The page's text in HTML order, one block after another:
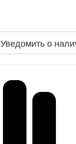
Уведомить о